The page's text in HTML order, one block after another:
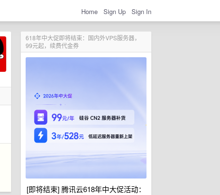
Home Sign Up Sign In
618年中大促即将结束：国内外VPS服务器，
99元起，续费代金券
[即将结束] 腾讯云618年中大促活动：